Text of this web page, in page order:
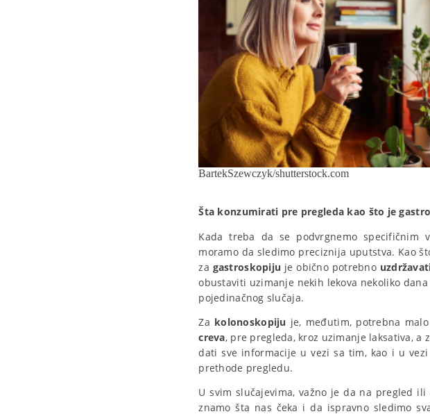
BartekSzewczyk/shutterstock.com
Šta konzumirati pre pregleda kao što je
Kada treba da se podvrgnemo specifičnim
moramo da sledimo preciznija uputstva. Kao
za gastroskopiju je obično potrebno
obustaviti uzimanje nekih lekova nekoliko
pojedinačnog slučaja.
Za kolonoskopiju je, međutim, potrebna
creva, pre pregleda, kroz uzimanje laksativa, a
dati sve informacije u vezi sa tim, kao i u
prethode pregledu.
U svim slučajevima, važno je da na pregled
znamo šta nas čeka i da ispravno sledimo